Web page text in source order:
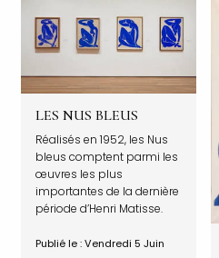
LES NUS BLEUS
Réalisés en 1952, les Nus
bleus comptent parmi les
œuvres les plus
importantes de la dernière
période d’Henri Matisse.
Publié le : Vendredi 5 Juin